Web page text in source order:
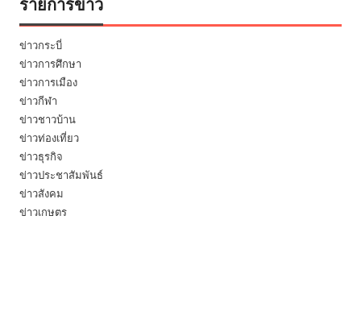
ข่าวกระบี่
ข่าวการศึกษา
ข่าวการเมือง
ข่าวกีฬา
ข่าวชาวบ้าน
ข่าวท่องเที่ยว
ข่าวธุรกิจ
ข่าวประชาสัมพันธ์
ข่าวสังคม
ข่าวเกษตร